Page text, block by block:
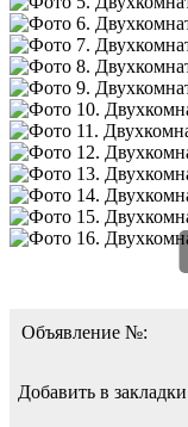
Объявление №:
Добавить в закладки